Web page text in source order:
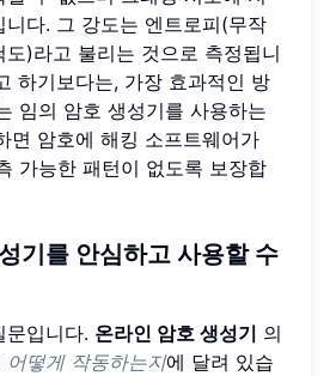
니다. 그 강도는 엔트로피(무작
)라고 불리는 것으로 측정됩니
하기보다는, 가장 효과적인 방
임의 암호 생성기를 사용하는
면 암호에 해킹 소프트웨어가
가능한 패턴이 없도록 보장합
기를 안심하고 사용할 수
문입니다. 온라인 암호 생성기 의
어떻게 작동하는지에 달려 있습